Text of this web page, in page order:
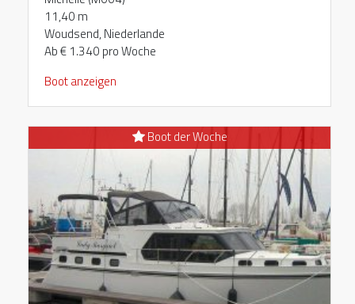
11,40 m
Woudsend, Niederlande
Ab € 1.340 pro Woche
Boot anzeigen
Boot der Woche